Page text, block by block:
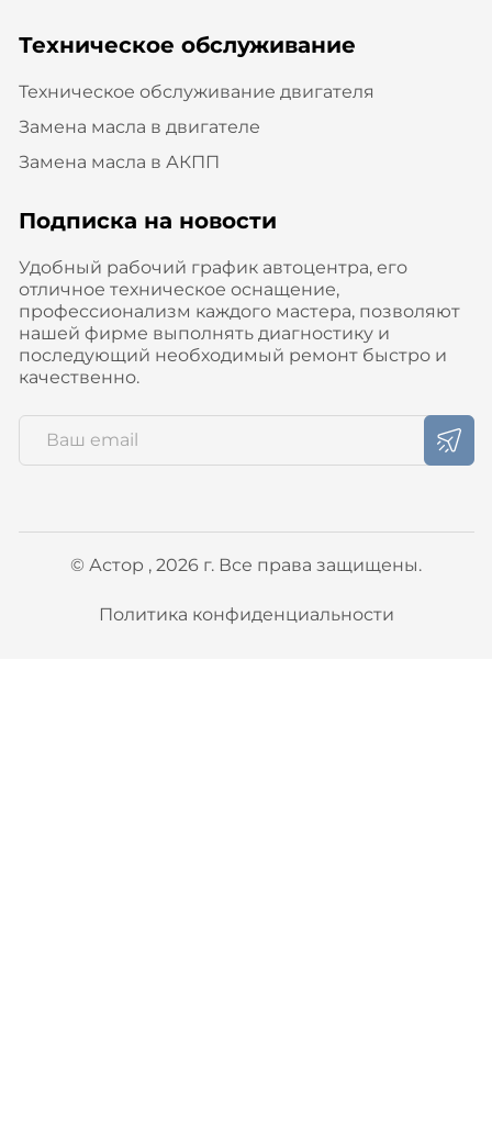
Техническое обслуживание
Техническое обслуживание двигателя
Замена масла в двигателе
Замена масла в АКПП
Подписка на новости
Удобный рабочий график автоцентра, его
отличное техническое оснащение,
профессионализм каждого мастера, позволяют
нашей фирме выполнять диагностику и
последующий необходимый ремонт быстро и
качественно.
© Астор , 2026 г. Все права защищены.
Политика конфиденциальности